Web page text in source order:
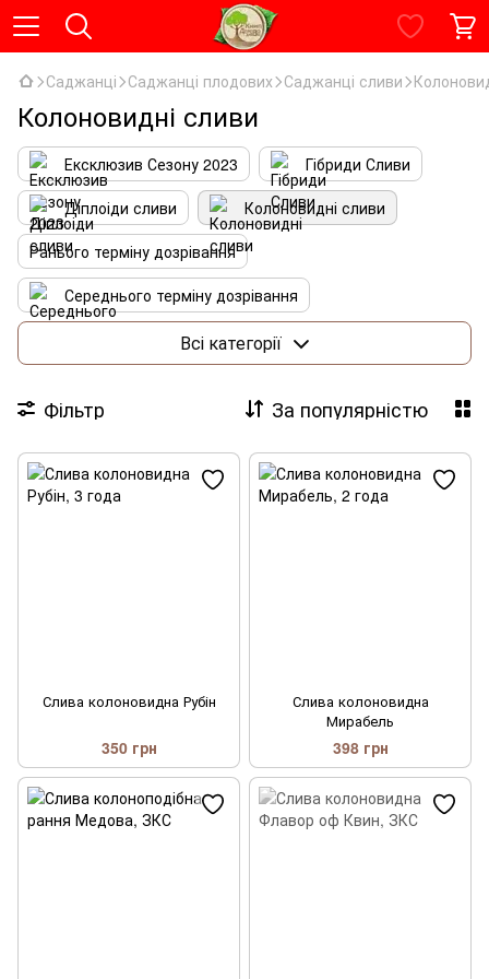
Саджанці Саджанці плодових Саджанці сливи
Колоновидні сливи
Ексклюзив Сезону 2023
Гібриди Сливи
Діплоіди сливи
Колоновидні сливи
Ранього терміну дозрівання
Середнього терміну дозрівання
Пізнього терміну дозрівання
Всі категорії
Фільтр За популярністю
Слива колоновидна Рубін
350 грн
Слива колоновидна
Мирабель
398 грн